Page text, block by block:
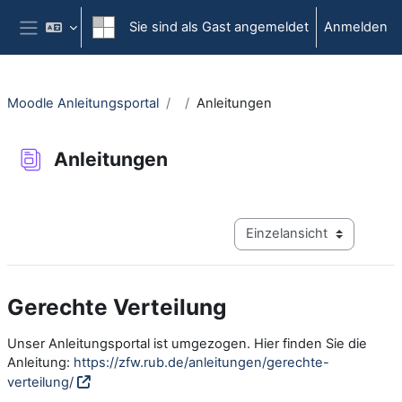
Zum Hauptinhalt
Website-Übersicht
Sie sind als Gast angemeldet Anmelden
Moodle Anleitungsportal Anleitungen
Anleitungen
Modus Tertiärnavigation
Gerechte Verteilung
Unser Anleitungsportal ist umgezogen. Hier finden Sie die
Anleitung: https://zfw.rub.de/anleitungen/gerechte-
verteilung/